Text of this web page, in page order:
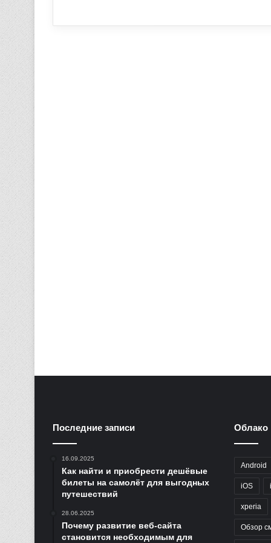
Последние записи
16.09.2025
Как найти и приобрести дешёвые
билеты на самолёт для выгодных
путешествий
28.06.2025
Почему развитие веб-сайта
становится необходимым для
Облако
Android
iOS
xperia
Обзор